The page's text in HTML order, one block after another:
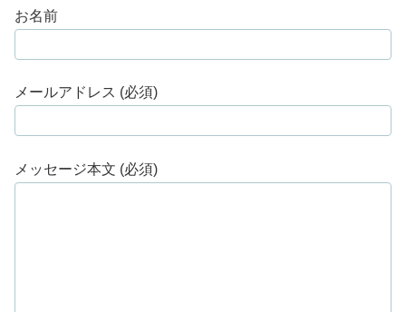
お名前
メールアドレス (必須)
メッセージ本文 (必須)